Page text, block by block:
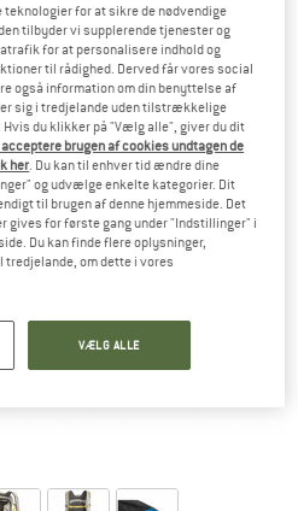
for at sikre de nødvendige
tilbyder vi supplerende tjenester og
for at personalisere indhold og
til rådighed. Derved får vores social
også information om din benyttelse af
sig i tredjelande uden tilstrækkelige
du klikker på "Vælg alle", giver du dit
brugen af cookies undtagen de
her. Du kan til enhver tid ændre dine
og udvælge enkelte kategorier. Dit
til brugen af denne hjemmeside. Det
gives for første gang under "Indstillinger" i
Du kan finde flere oplysninger,
om dette i vores
VÆLG ALLE